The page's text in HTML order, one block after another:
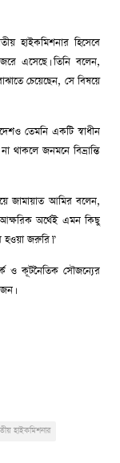
হাইকমিশনার হিসেবে
এসেছে। তিনি বলেন,
চেয়েছেন, সে বিষয়ে
তেমনি একটি স্বাধীন
থাকলে জনমনে বিভ্রান্তি
জামায়াত আমির বলেন,
অর্থেই এমন কিছু
হওয়া জরুরি।”
ও কূটনৈতিক সৌজন্যের
হাইকমিশনার